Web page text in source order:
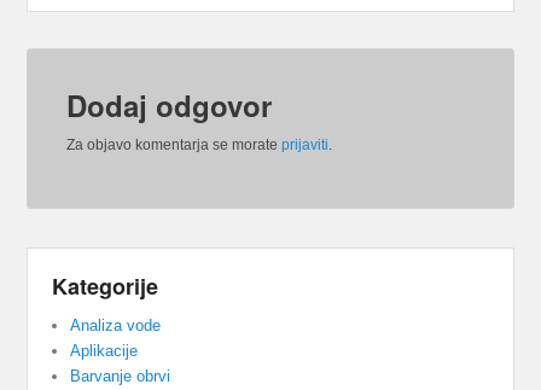
Dodaj odgovor
Za objavo komentarja se morateprijaviti.
Kategorije
Analiza vode
Aplikacije
Barvanje obrvi